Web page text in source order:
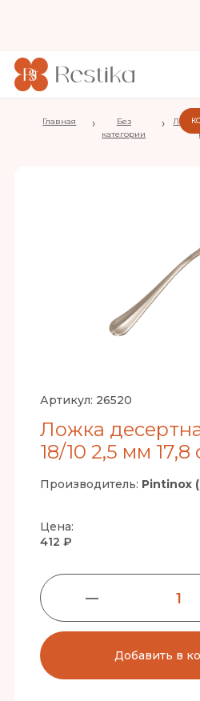
Главная ›
Без
категории
›
Ложка
Артикул: 26520
Ложка
18/10 2,5 мм
Производитель: Pintinox
Цена:
412 ₽
1
Добавить в